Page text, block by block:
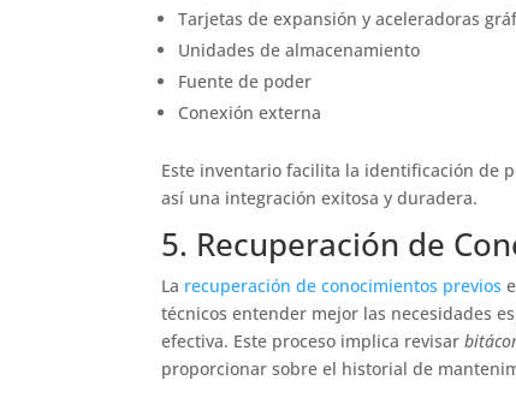
Tarjetas de expansión y aceleradoras
Unidades de almacenamiento
Fuente de poder
Conexión externa
Este inventario facilita la identificación de
así una integración exitosa y duradera.
5. Recuperación de
La recuperación de conocimientos previos
técnicos entender mejor las necesidades
efectiva. Este proceso implica revisar
proporcionar sobre el historial de